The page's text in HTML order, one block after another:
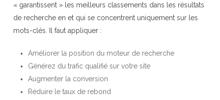
« garantissent » les meilleurs classements dans les résultats
de recherche en et qui se concentrent uniquement sur les
mots-clés. Il faut appliquer :
Améliorer la position du moteur de recherche
Générez du trafic qualifié sur votre site
Augmenter la conversion
Réduire le taux de rebond